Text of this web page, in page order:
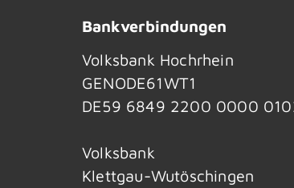
Bankverbindungen
Volksbank Hochrhein
GENODE61WT1
DE59 6849 2200 0000
Volksbank
Klettgau-Wutöschingen